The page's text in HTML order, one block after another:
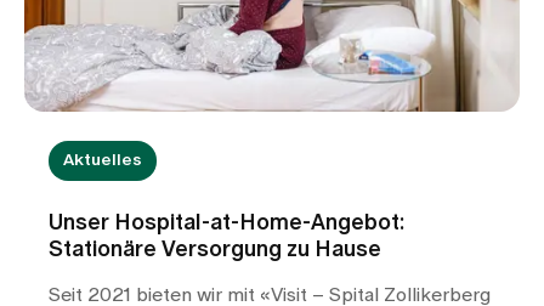
Aktuelles
Unser Hospital-at-Home-Angebot:
Stationäre Versorgung zu Hause
Seit 2021 bieten wir mit «Visit – Spital Zollikerberg